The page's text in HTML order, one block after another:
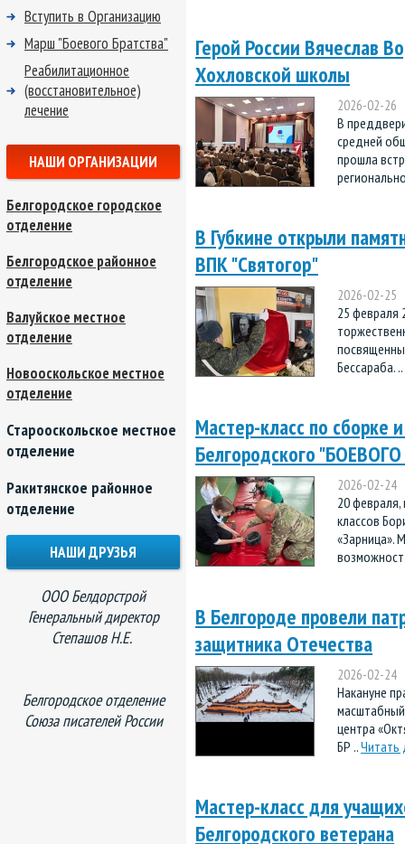
Герой России Вячеслав
Хохловской школы
2026-02-26
В
средней
прошла
В Губкине открыли
ВПК "Святогор"
2026-02-25
25 февраля
Беcсараба. ..
Мастер-класс по сборке
Белгородского
2026-02-24
20
классов
«Зарница».
В Белгороде провели
защитника Отечества
2026-02-24
Накануне
центра
БР ..Читать
Мастер-класс для
Белгородского ветерана
Вступить в Организацию
Марш "Боевого Братства"
Реабилитационное
(восстановительное)
лечение
НАШИ ОРГАНИЗАЦИИ
Белгородское городское
отделение
Белгородское районное
отделение
Валуйское местное
отделение
Новооскольское местное
отделение
Старооскольское местное
отделение
Ракитянское районное
отделение
НАШИ ДРУЗЬЯ
ООО Белдорстрой
Генеральный директор
Степашов Н.Е.
Белгородское отделение
Союза писателей России